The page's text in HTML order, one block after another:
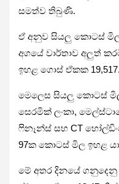
සමත්ව තිබුණි.
ඒ අනුව සියලු කොටස් මිල
අගයේ වාර්තාව අලුත්
ඉහළ ගොස් ඒකක
මෙලෙස සියලු කොටස්
සෙරමික් ලංකා,
ෆිනෑන්ස් සහ CT
97ක කොටස් මිල ඉහළ
මේ අතර දිනයේ ගනුදෙනු